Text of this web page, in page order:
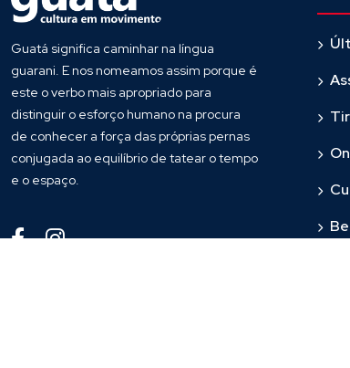
Guatá significa caminhar na língua
guarani. E nos nomeamos assim porque é
este o verbo mais apropriado para
distinguir o esforço humano na procura
de conhecer a força das próprias pernas
conjugada ao equilíbrio de tatear o tempo
e o espaço.